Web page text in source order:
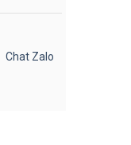
Chat Zalo